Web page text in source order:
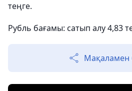
теңге.
Рубль бағамы: сатып алу 4,83
Мақаламен